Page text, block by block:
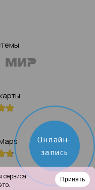
Онлайн-
запись
сервиса.
Принять